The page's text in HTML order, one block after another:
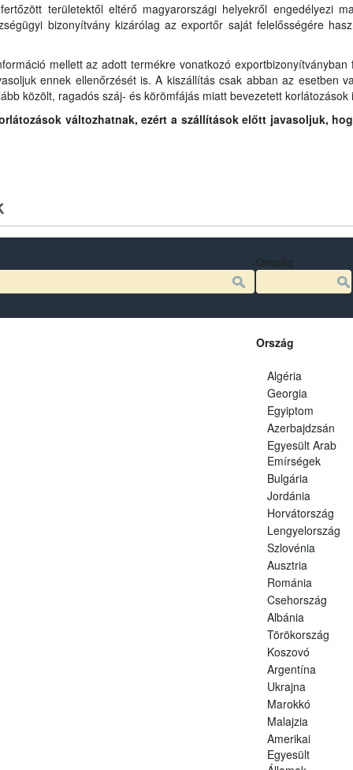
területektől eltérő magyarországi helyekről engedélyezi
bizonyítvány kizárólag az exportőr saját felelősségére
mellett az adott termékre vonatkozó
ennek ellenőrzését is. A kiszállítás csak abban az esetben
közölt, ragadós száj- és körömfájás miatt bevezetett korlátozások
változhatnak, ezért a szállítások előtt javasoljuk,
Ország
Algéria
Georgia
Egyiptom
Azerbajdzsán
Egyesült Arab
Emírségek
Bulgária
Jordánia
Horvátország
Lengyelország
Szlovénia
Ausztria
Románia
Csehország
Albánia
Törökország
Koszovó
Argentína
Ukrajna
Marokkó
Malajzia
Amerikai
Egyesült